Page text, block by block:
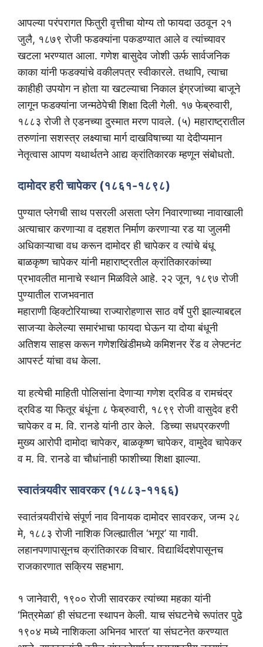
आपल्या परंपरागत फितुरी वृत्तीचा योग्य तो फायदा उठवून २१
जुलै, १८७९ रोजी फडक्यांना पकडण्यात आले व त्यांच्यावर
खटला भरण्यात आला. गणेश बासुदेव जोशी ऊर्फ सार्वजनिक
काका यांनी फडक्यांचे वकीलपत्र स्वीकारले. तथापि, त्याचा
काहीही उपयोग न होता या खटल्याचा निकाल इंग्रजांच्या बाजूने
लागून फडक्यांना जन्मठेपेची शिक्षा दिली गेली. १७ फेब्रुवारी,
१८८३ रोजी ते एडनच्या दुस्मात मरण पावले. (५) महाराष्ट्रातील
तरुणांना सशस्त्र लक्ष्याचा मार्ग दाखविषाच्या या देदीप्यमान
नेतृत्वास आपण यथार्थतने आद्य क्रांतिकारक म्हणून संबोधतो.
दामोदर हरी चापेकर (१८६१-१८९८)
पुण्यात प्लेगची साथ पसरली असता प्लेग निवारणाच्या नावाखाली
अत्याचार करणाऱ्या व दहशत निर्माण करणाऱ्या रड या जुलमी
अधिकाऱ्याचा वध करून दामोदर ही चापेकर व त्यांचे बंधू
बाळकृष्ण चापेकर यांनी महाराष्ट्रतील क्रांतिकारकांच्या
प्रभावलीत मानाचे स्थान मिळविले आहे. २२ जून, १८९७ रोजी
पुण्यातील राजभवनात
महाराणी व्हिक्टोरियाच्या राज्यारोहणास साठ वर्षे पुरी झाल्याबद्दल
साजऱ्या केलेल्या समारंभाचा फायदा घेऊन या दोया बंधूनी
अतिशय साहस करून गणेशखिंडीमध्ये कमिशनर रेंड व लेफ्टनंट
आपर्स्ट यांचा वध केला.
या हत्येची माहिती पोलिसांना देणाऱ्या गणेश द्रविड व रामचंद्र
द्रविड या फितूर बंधूंना ८ फेब्रुवारी, १८९९ रोजी वासुदेव हरी
चापेकर व म. वि. रानडे यांनी ठार केले. डिच्या सधप्रकरणी
मुख्य आरोपी दामोदा चापेकर, बाळकृष्ण चापेकर, वामुदेव चापेकर
व म. वि. रानडे वा चौधांनाही फाशीच्या शिक्षा झाल्या.
स्वातंत्र्यवीर सावरकर (१८८३-११६६)
स्वातंत्र्यवीरांचे संपूर्ण नाव विनायक दामोदर सावरकर, जन्म २८
मे, १८८३ रोजी नाशिक जिल्ह्यातील ‘भगूर’ या गावी.
लहानपणापासूनच क्रांतिकारक विचार. विद्यार्थिदशेपासूनच
राजकारणात सक्रिय सहभाग.
१ जानेवारी, १९०० रोजी सावरकर त्यांच्या महका यांनी
‘मित्रमेळा’ ही संघटना स्थापन केली. याच संघटनेचे रूपांतर पुढे
१९०४ मध्ये नाशिकला अभिनव भारत’ या संघटनेत करण्यात